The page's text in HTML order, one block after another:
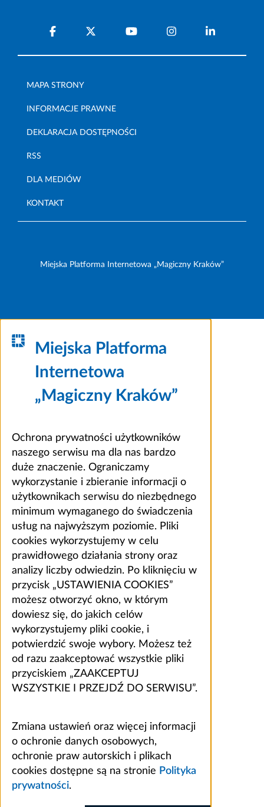
MAPA STRONY
INFORMACJE PRAWNE
DEKLARACJA DOSTĘPNOŚCI
RSS
DLA MEDIÓW
KONTAKT
Miejska Platforma Internetowa „Magiczny Kraków”
Miejska Platforma
Internetowa
„Magiczny Kraków”
Ochrona prywatności użytkowników
naszego serwisu ma dla nas bardzo
duże znaczenie. Ograniczamy
wykorzystanie i zbieranie informacji o
użytkownikach serwisu do niezbędnego
minimum wymaganego do świadczenia
usług na najwyższym poziomie. Pliki
cookies wykorzystujemy w celu
prawidłowego działania strony oraz
analizy liczby odwiedzin. Po kliknięciu w
przycisk „USTAWIENIA COOKIES”
możesz otworzyć okno, w którym
dowiesz się, do jakich celów
wykorzystujemy pliki cookie, i
potwierdzić swoje wybory. Możesz też
od razu zaakceptować wszystkie pliki
przyciskiem „ZAAKCEPTUJ
WSZYSTKIE I PRZEJDŹ DO SERWISU”.
Zmiana ustawień oraz więcej informacji
o ochronie danych osobowych,
ochronie praw autorskich i plikach
cookies dostępne są na stronie Polityka
prywatności.